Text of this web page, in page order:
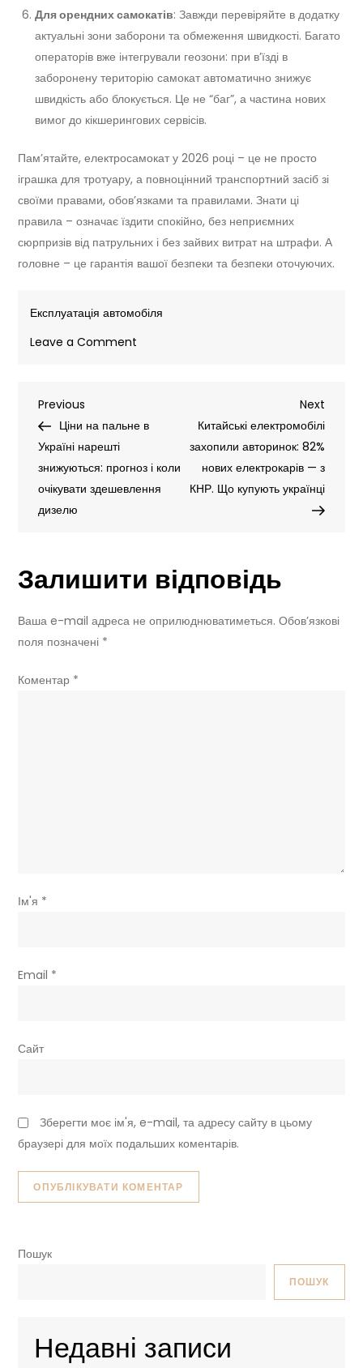
Для орендних самокатів: Завжди перевіряйте в додатку
актуальні зони заборони та обмеження швидкості. Багато
операторів вже інтегрували геозони: при в’їзді в
заборонену територію самокат автоматично знижує
швидкість або блокується. Це не “баг”, а частина нових
вимог до кікшерингових сервісів.
Пам’ятайте, електросамокат у 2026 році – це не просто
іграшка для тротуару, а повноцінний транспортний засіб зі
своїми правами, обов’язками та правилами. Знати ці
правила – означає їздити спокійно, без неприємних
сюрпризів від патрульних і без зайвих витрат на штрафи. А
головне – це гарантія вашої безпеки та безпеки оточуючих.
Експлуатація автомобіля
Leave a Comment
в
кого
зобов’яжуть
які
штрафи
Навігація
записів
Previous
Post
Previous
Ціни на пальне в
Україні нарешті
знижуються: прогноз і коли
очікувати здешевлення
дизелю
Next
Post
Next
Китайські електромобілі
захопили авторинок: 82%
нових електрокарів — з
КНР. Що купують українці
Залишити відповідь
Ваша e-mail адреса не оприлюднюватиметься. Обов’язкові
поля позначені *
Коментар *
Ім'я *
Email *
Сайт
Зберегти моє ім'я, e-mail, та адресу сайту в цьому
браузері для моїх подальших коментарів.
Пошук
ПОШУК
Недавні записи